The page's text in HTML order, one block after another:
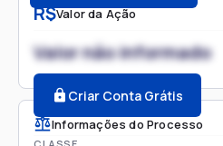
R$Valor da Ação
Valor não informado
Criar Conta Grátis
Informações do Processo